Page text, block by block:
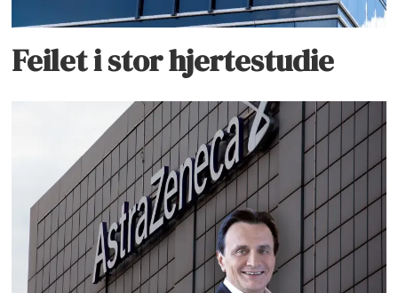
Feilet i stor hjertestudie